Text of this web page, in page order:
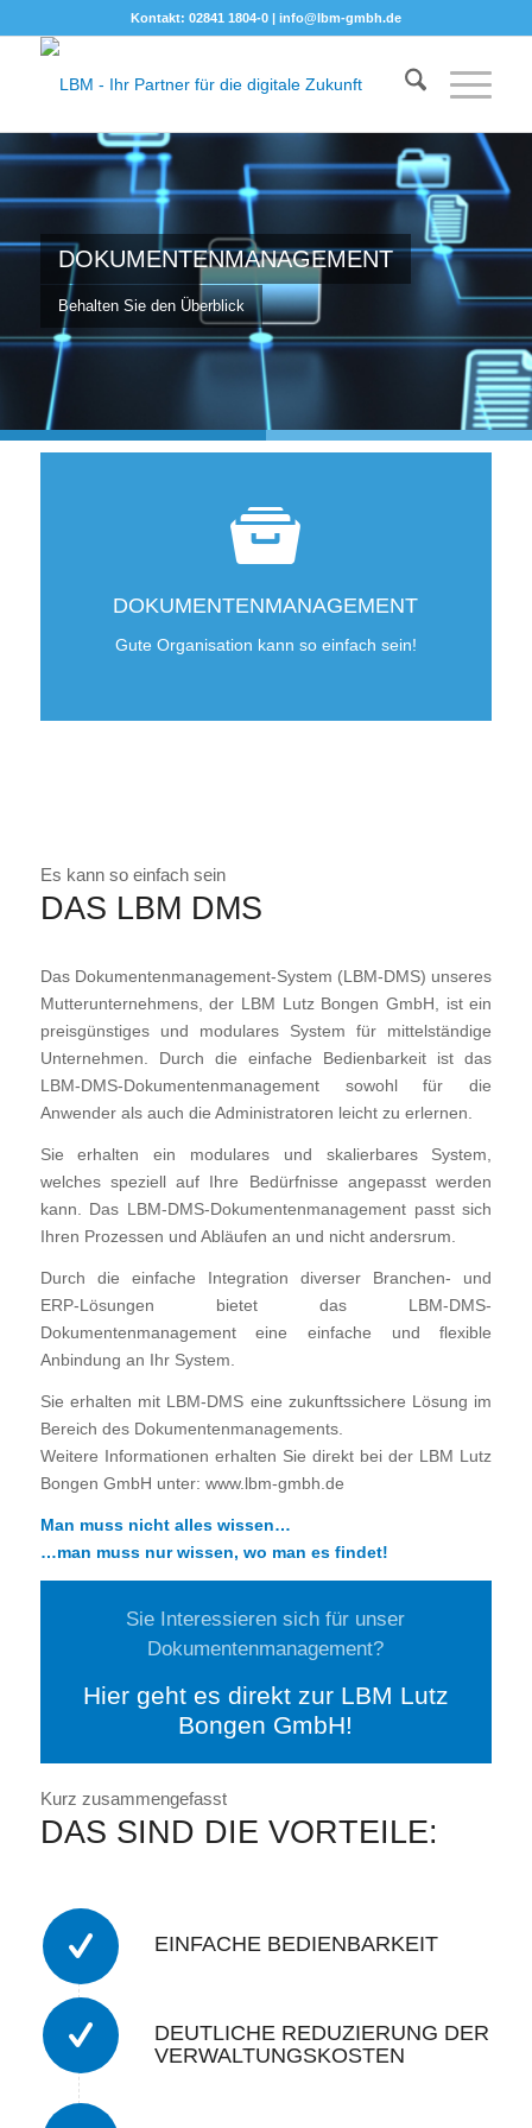
Kontakt: 02841 1804-0 | info@lbm-gmbh.de
DOKUMENTENMANAGEMENT
Behalten Sie den Überblick
DOKUMENTENMANAGEMENT
Gute Organisation kann so einfach sein!
Es kann so einfach sein
DAS LBM DMS
Das Dokumentenmanagement-System (LBM-DMS) unseres
Mutterunternehmens, der LBM Lutz Bongen GmbH, ist ein
preisgünstiges und modulares System für mittelständige
Unternehmen. Durch die einfache Bedienbarkeit ist das
LBM-DMS-Dokumentenmanagement sowohl für die
Anwender als auch die Administratoren leicht zu erlernen.
Sie erhalten ein modulares und skalierbares System,
welches speziell auf Ihre Bedürfnisse angepasst werden
kann. Das LBM-DMS-Dokumentenmanagement passt sich
Ihren Prozessen und Abläufen an und nicht andersrum.
Durch die einfache Integration diverser Branchen- und
ERP-Lösungen bietet das LBM-DMS-
Dokumentenmanagement eine einfache und flexible
Anbindung an Ihr System.
Sie erhalten mit LBM-DMS eine zukunftssichere Lösung im
Bereich des Dokumentenmanagements.
Weitere Informationen erhalten Sie direkt bei der LBM Lutz
Bongen GmbH unter: www.lbm-gmbh.de
Man muss nicht alles wissen…
…man muss nur wissen, wo man es findet!
Sie Interessieren sich für unser
Dokumentenmanagement?
Hier geht es direkt zur LBM Lutz
Bongen GmbH!
Kurz zusammengefasst
DAS SIND DIE VORTEILE:
EINFACHE BEDIENBARKEIT
DEUTLICHE REDUZIERUNG DER
VERWALTUNGSKOSTEN